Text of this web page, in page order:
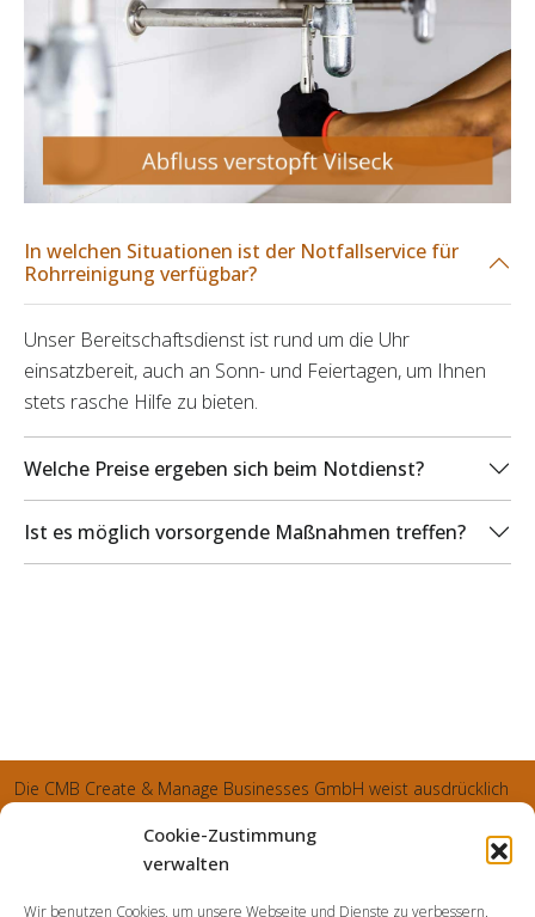
Cookie-Zustimmung
verwalten
Wir benutzen Cookies, um unsere Webseite und Dienste zu verbessern.
In welchen Situationen ist der Notfallservice für
Rohrreinigung verfügbar?
Unser Bereitschaftsdienst ist rund um die Uhr
einsatzbereit, auch an Sonn- und Feiertagen, um Ihnen
stets rasche Hilfe zu bieten.
Welche Preise ergeben sich beim Notdienst?
Ist es möglich vorsorgende Maßnahmen treffen?
Die CMB Create & Manage Businesses GmbH weist ausdrücklich
und sämtliche generierte Aufträge an die SecuPart GmbH